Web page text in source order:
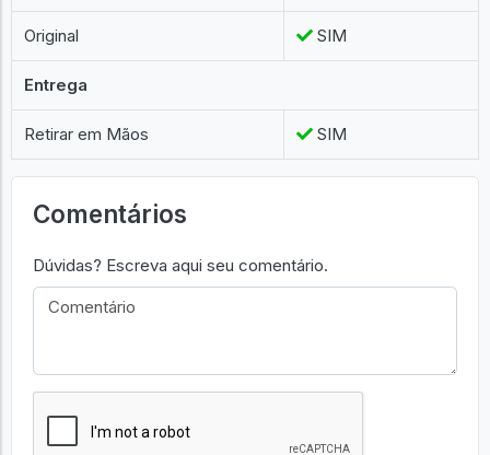
Original SIM
Entrega
Retirar em Mãos SIM
Comentários
Dúvidas? Escreva aqui seu comentário.